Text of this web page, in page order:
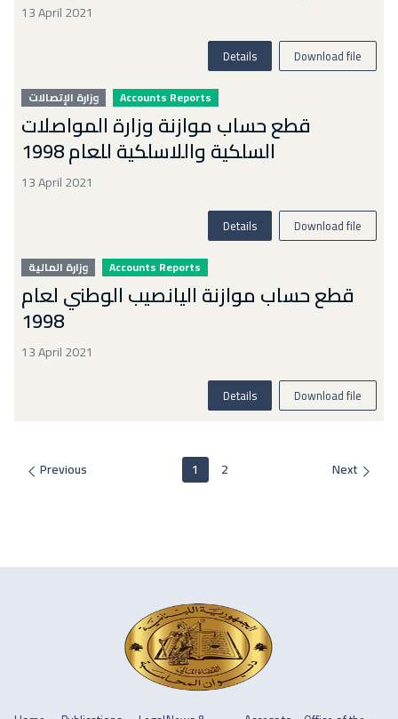
13 April 2021
Details Download file
وزارة الإتصالات Accounts Reports
قطع حساب موازنة وزارة المواصلات
السلكية واللاسلكية للعام 1998
13 April 2021
Details Download file
وزارة المالية Accounts Reports
قطع حساب موازنة اليانصيب الوطني لعام
1998
13 April 2021
Details Download file
Previous 1 2 Next